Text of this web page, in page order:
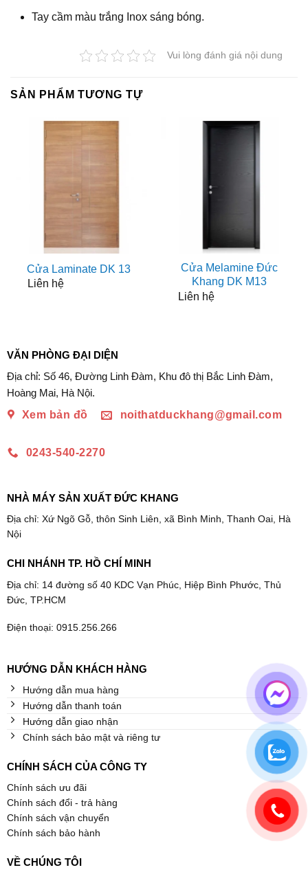
Tay cầm màu trắng Inox sáng bóng.
Vui lòng đánh giá nội dung
SẢN PHẨM TƯƠNG TỰ
Cửa Laminate DK 13
Liên hệ
Cửa Melamine Đức
Khang DK M13
Liên hệ
VĂN PHÒNG ĐẠI DIỆN
Địa chỉ: Số 46, Đường Linh Đàm, Khu đô thị Bắc Linh Đàm,
Hoàng Mai, Hà Nội.
Xem bản đồ
noithatduckhang@gmail.com
0243-540-2270
NHÀ MÁY SẢN XUẤT ĐỨC KHANG
Địa chỉ: Xứ Ngõ Gỗ, thôn Sinh Liên, xã Bình Minh, Thanh Oai, Hà
Nội
CHI NHÁNH TP. HỒ CHÍ MINH
Địa chỉ: 14 đường số 40 KDC Vạn Phúc, Hiệp Bình Phước, Thủ
Đức, TP.HCM
Điện thoại: 0915.256.266
HƯỚNG DẪN KHÁCH HÀNG
Hướng dẫn mua hàng
Hướng dẫn thanh toán
Hướng dẫn giao nhận
Chính sách bảo mật và riêng tư
CHÍNH SÁCH CỦA CÔNG TY
Chính sách ưu đãi
Chính sách đổi - trả hàng
Chính sách vận chuyển
Chính sách bảo hành
VỀ CHÚNG TÔI